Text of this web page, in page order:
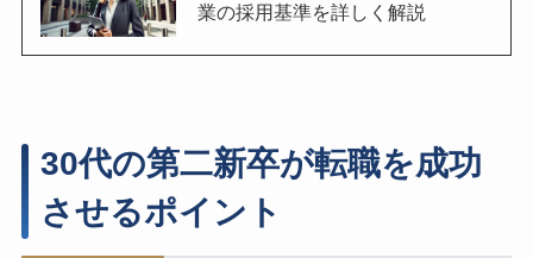
業の採用基準を詳しく解説
30代の第二新卒が転職を成功
させるポイント